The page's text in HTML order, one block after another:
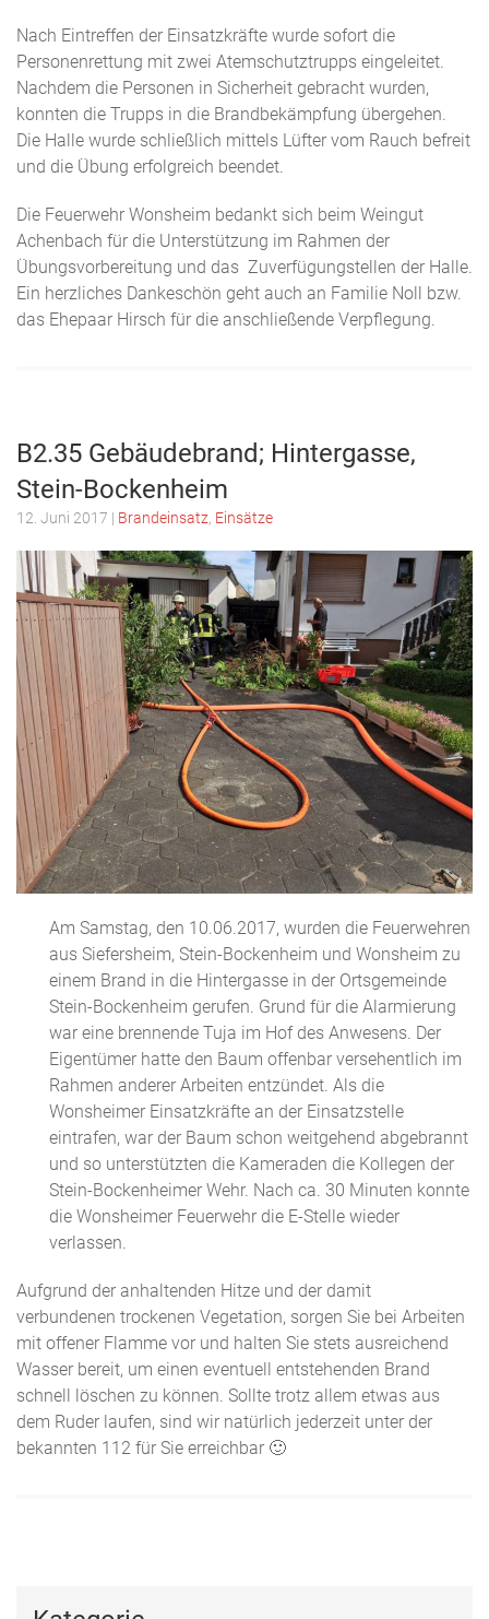
Nach Eintreffen der Einsatzkräfte wurde sofort die
Personenrettung mit zwei Atemschutztrupps eingeleitet.
Nachdem die Personen in Sicherheit gebracht wurden,
konnten die Trupps in die Brandbekämpfung übergehen.
Die Halle wurde schließlich mittels Lüfter vom Rauch befreit
und die Übung erfolgreich beendet.
Die Feuerwehr Wonsheim bedankt sich beim Weingut
Achenbach für die Unterstützung im Rahmen der
Übungsvorbereitung und das Zuverfügungstellen der Halle.
Ein herzliches Dankeschön geht auch an Familie Noll bzw.
das Ehepaar Hirsch für die anschließende Verpflegung.
B2.35 Gebäudebrand; Hintergasse,
Stein-Bockenheim
12. Juni 2017 | Brandeinsatz, Einsätze
Am Samstag, den 10.06.2017, wurden die Feuerwehren
aus Siefersheim, Stein-Bockenheim und Wonsheim zu
einem Brand in die Hintergasse in der Ortsgemeinde
Stein-Bockenheim gerufen. Grund für die Alarmierung
war eine brennende Tuja im Hof des Anwesens. Der
Eigentümer hatte den Baum offenbar versehentlich im
Rahmen anderer Arbeiten entzündet. Als die
Wonsheimer Einsatzkräfte an der Einsatzstelle
eintrafen, war der Baum schon weitgehend abgebrannt
und so unterstützten die Kameraden die Kollegen der
Stein-Bockenheimer Wehr. Nach ca. 30 Minuten konnte
die Wonsheimer Feuerwehr die E-Stelle wieder
verlassen.
Aufgrund der anhaltenden Hitze und der damit
verbundenen trockenen Vegetation, sorgen Sie bei Arbeiten
mit offener Flamme vor und halten Sie stets ausreichend
Wasser bereit, um einen eventuell entstehenden Brand
schnell löschen zu können. Sollte trotz allem etwas aus
dem Ruder laufen, sind wir natürlich jederzeit unter der
bekannten 112 für Sie erreichbar 🙂